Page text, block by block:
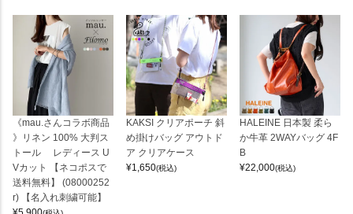
《mau.さんコラボ商品
》リネン 100% 大判ス
トール レディース U
Vカット 【ネコポスで
送料無料】 (08000252
r) 【名入れ刺繍可能】
KAKSI クリアポーチ 斜
め掛けバッグ アウトド
ア クリアケース
¥1,650(税込)
HALEINE 日本製 柔ら
か牛革 2WAYバッグ 4F
B
¥22,000(税込)